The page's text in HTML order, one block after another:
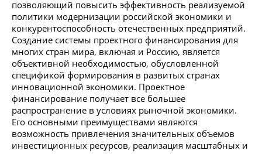
позволяющий повысить эффективность реализуемой
политики модернизации российской экономики и
конкурентоспособность отечественных предприятий.
Создание системы проектного финансирования для
многих стран мира, включая и Россию, является
объективной необходимостью, обусловленной
спецификой формирования в развитых странах
инновационной экономики. Проектное
финансирование получает все большее
распространение в условиях рыночной экономики.
Его основными преимуществами являются
возможность привлечения значительных объемов
инвестиционных ресурсов, реализация масштабных и